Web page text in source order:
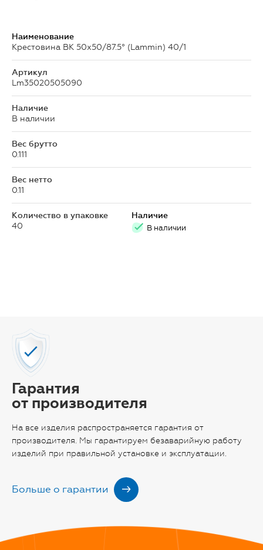
Наименование
Крестовина ВК 50х50/87.5° (Lammin) 40/1
Артикул
Lm35020505090
Наличие
В наличии
Вес брутто
0.111
Вес нетто
0.11
Количество в упаковке
40
Наличие
В наличии
Гарантия
от производителя
На все изделия распространяется гарантия от
производителя. Мы гарантируем безаварийную работу
изделий при правильной установке и эксплуатации.
Больше о гарантии